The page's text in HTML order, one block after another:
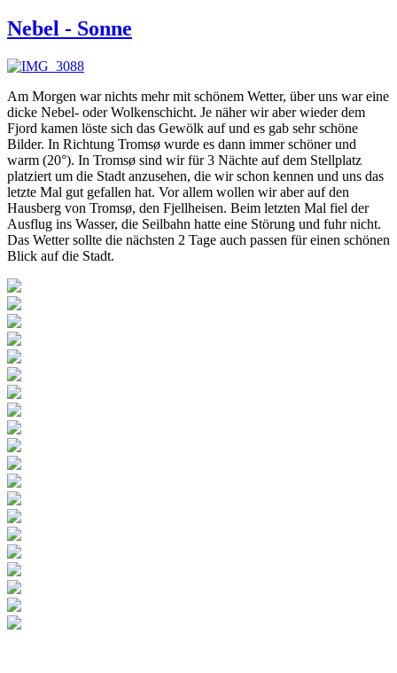
Nebel - Sonne
Am Morgen war nichts mehr mit schönem Wetter, über uns war eine
dicke Nebel- oder Wolkenschicht. Je näher wir aber wieder dem
Fjord kamen löste sich das Gewölk auf und es gab sehr schöne
Bilder. In Richtung Tromsø wurde es dann immer schöner und
warm (20°). In Tromsø sind wir für 3 Nächte auf dem Stellplatz
platziert um die Stadt anzusehen, die wir schon kennen und uns das
letzte Mal gut gefallen hat. Vor allem wollen wir aber auf den
Hausberg von Tromsø, den Fjellheisen. Beim letzten Mal fiel der
Ausflug ins Wasser, die Seilbahn hatte eine Störung und fuhr nicht.
Das Wetter sollte die nächsten 2 Tage auch passen für einen schönen
Blick auf die Stadt.